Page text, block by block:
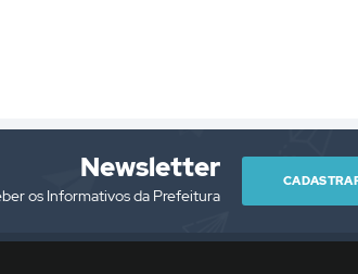
Newsletter
os Informativos da Prefeitura